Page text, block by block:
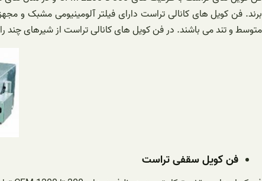
برند. فن کویل های کانالی تراست دارای فیلتر آلومینیومی مشبک و
متوسط و تند می باشند. در فن کویل های کانالی تراست از شیرهای
فن کویل سقفی تراست